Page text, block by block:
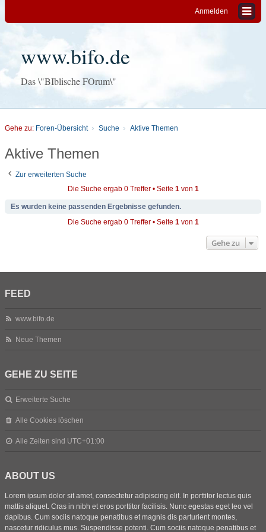
Anmelden
www.bifo.de
Das \"BIblische FOrum\"
Gehe zu: Foren-Übersicht Suche Aktive Themen
Aktive Themen
Zur erweiterten Suche
Die Suche ergab 0 Treffer • Seite 1von 1
Es wurden keine passenden Ergebnisse gefunden.
Die Suche ergab 0 Treffer • Seite 1von 1
Gehe zu
FEED
www.bifo.de
Neue Themen
GEHE ZU SEITE
Erweiterte Suche
Alle Cookies löschen
Alle Zeiten sind UTC+01:00
ABOUT US
Lorem ipsum dolor sit amet, consectetur adipiscing elit. In porttitor lectus quis
mattis aliquet. Cras in nibh et eros porttitor facilisis. Nunc egestas eget leo vel
dapibus. Cum sociis natoque penatibus et magnis dis parturient montes,
nascetur ridiculus mus. Suspendisse potenti. Cum sociis natoque penatibus et